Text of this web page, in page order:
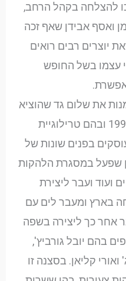
להצלחה בקהל הרחב,
ואסף אבידן שאף זכה
יוצרים רבים רואים
עצמו בשל החופש
את שלום גד שהוציא
אלבומים רבים החל משנת 1996 ובהם טרילוגיית
בפנים שונות של
שפעל במסגרת הלהקות
ועוד ועבר ליצירת
בארץ ומעבר לים עם
אחר כך ליצירה בשפה
בהם יובל גורביץ',
ואורי קליאן. בסצנה זו